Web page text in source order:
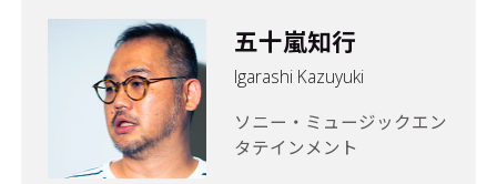
五十嵐知行
Igarashi Kazuyuki
ソニー・ミュージックエン
タテインメント